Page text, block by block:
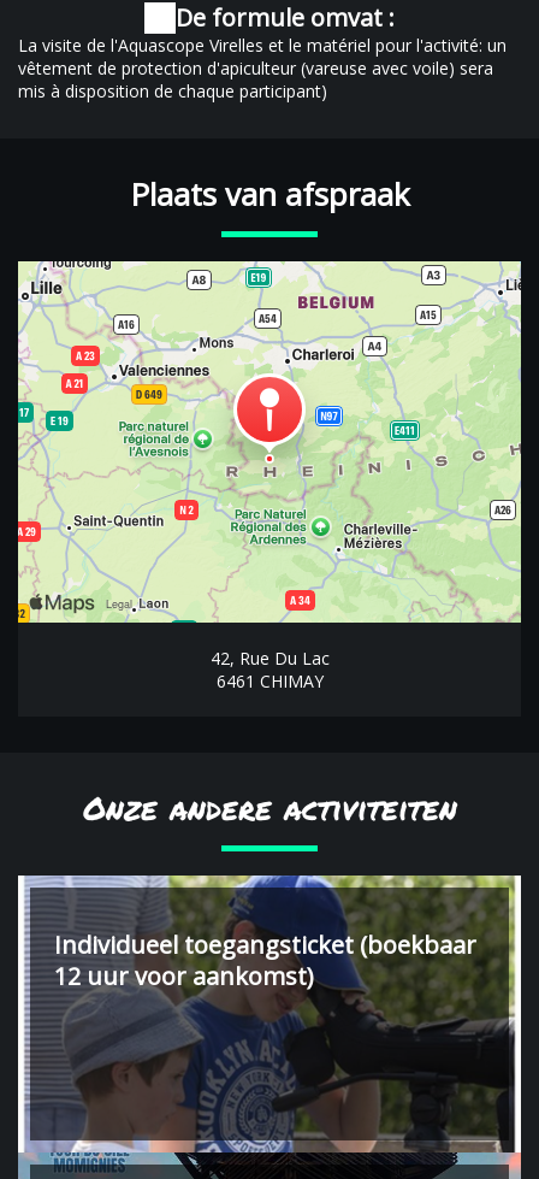
De formule omvat :
La visite de l'Aquascope Virelles et le matériel pour l'activité: un
vêtement de protection d'apiculteur (vareuse avec voile) sera
mis à disposition de chaque participant)
Plaats van afspraak
42, Rue Du Lac
6461 CHIMAY
Onze andere activiteiten
Individueel toegangsticket (boekbaar
12 uur voor aankomst)